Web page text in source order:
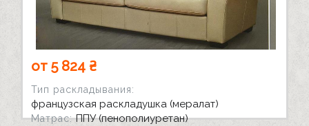
от 5 824 ₴
Тип раскладывания:
французская раскладушка (мералат)
Матрас:ППУ (пенополиуретан)